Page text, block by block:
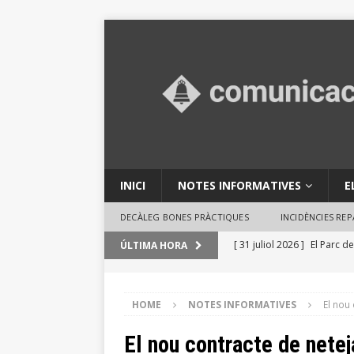
INICI NOTES INFORMATIVES
DECÀLEG BONES PRÀCTIQUES INCIDÈNCIES
ÚLTIMA HORA [ 31 juliol 2026 ] El Parc
[ 29 juliol 2026 ]
HOME NOTES INFORMATIVES El
El nou contracte de